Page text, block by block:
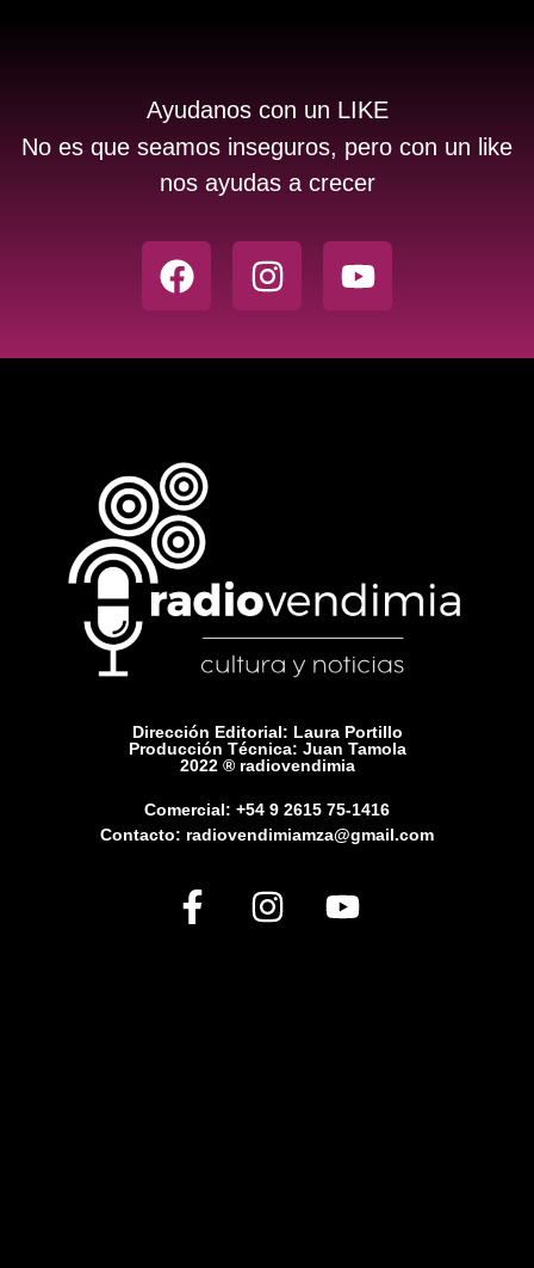
Ayudanos con un LIKE
No es que seamos inseguros, pero con un like
nos ayudas a crecer
Dirección Editorial: Laura Portillo
Producción Técnica: Juan Tamola
2022 ® radiovendimia
Comercial: +54 9 2615 75-1416
Contacto: radiovendimiamza@gmail.com